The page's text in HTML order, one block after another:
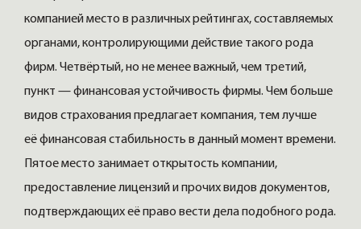
компанией место в различных рейтингах, составляемых
органами, контролирующими действие такого рода
фирм. Четвёртый, но не менее важный, чем третий,
пункт — финансовая устойчивость фирмы. Чем больше
видов страхования предлагает компания, тем лучше
её финансовая стабильность в данный момент времени.
Пятое место занимает открытость компании,
предоставление лицензий и прочих видов документов,
подтверждающих её право вести дела подобного рода.